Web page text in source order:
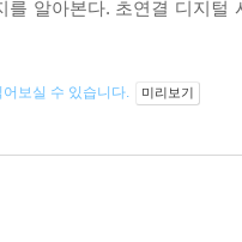
를 알아본다. 초연결 디지
보실 수 있습니다. 미리보기